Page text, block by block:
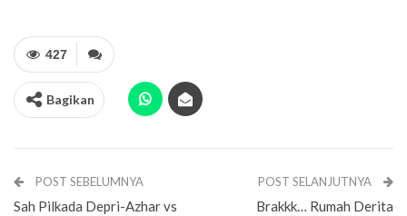
427
Bagikan
POST SEBELUMNYA
Sah Pilkada Depri-Azhar vs
POST SELANJUTNYA
Brakkk… Rumah Derita